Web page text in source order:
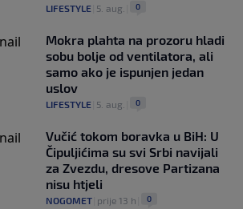
LIFESTYLE 5. aug. 0
Mokra plahta na prozoru hladi
sobu bolje od ventilatora, ali
samo ako je ispunjen jedan
uslov
LIFESTYLE 5. aug. 0
Vučić tokom boravka u BiH: U
Čipuljićima su svi Srbi navijali
za Zvezdu, dresove Partizana
nisu htjeli
NOGOMET prije 13 h 0